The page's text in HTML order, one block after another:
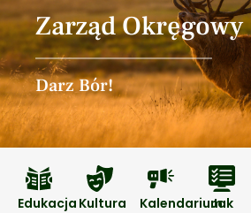
Zarząd
Darz Bór!
Edukacja Kultura KalendariumJak